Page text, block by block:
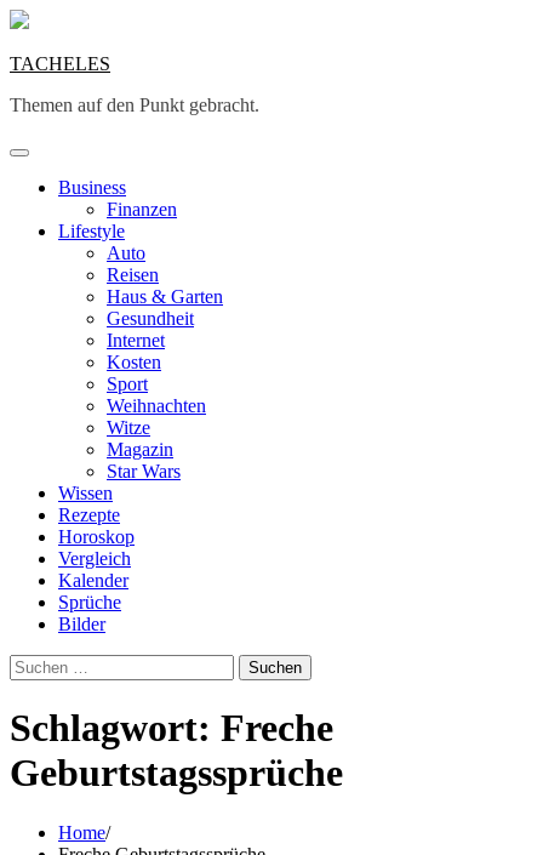
Skip
content
TACHELES
Themen auf den Punkt gebracht.
Business
Finanzen
Lifestyle
Auto
Reisen
Haus & Garten
Gesundheit
Internet
Kosten
Sport
Weihnachten
Witze
Magazin
Star Wars
Wissen
Rezepte
Horoskop
Vergleich
Kalender
Sprüche
Bilder
Suchen
nach:
Schlagwort: Freche
Geburtstagssprüche
Home